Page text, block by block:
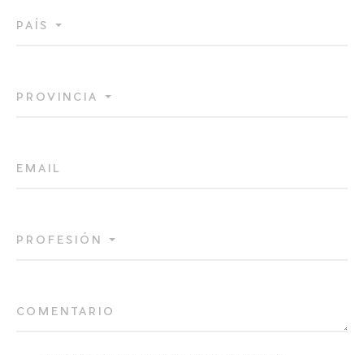
PAÍS
PROVINCIA
EMAIL
PROFESIÓN
COMENTARIO